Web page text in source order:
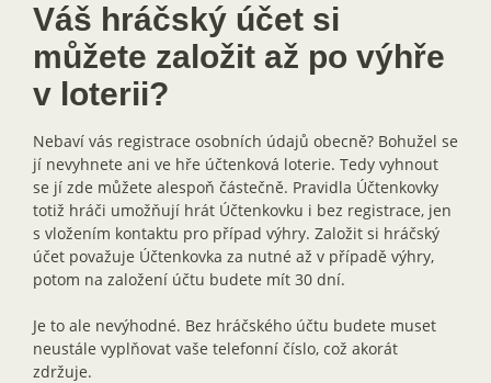
Váš hráčský účet si
můžete založit až po výhře
v loterii?
Nebaví vás registrace osobních údajů obecně? Bohužel se
jí nevyhnete ani ve hře účtenková loterie. Tedy vyhnout
se jí zde můžete alespoň částečně. Pravidla Účtenkovky
totiž hráči umožňují hrát Účtenkovku i bez registrace, jen
s vložením kontaktu pro případ výhry. Založit si hráčský
účet považuje Účtenkovka za nutné až v případě výhry,
potom na založení účtu budete mít 30 dní.
Je to ale nevýhodné. Bez hráčského účtu budete muset
neustále vyplňovat vaše telefonní číslo, což akorát
zdržuje.